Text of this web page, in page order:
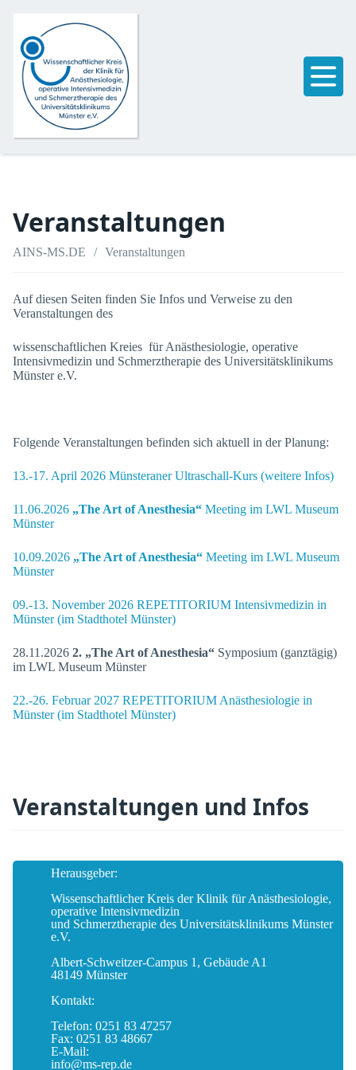
Veranstaltungen
AINS-MS.DE Veranstaltungen
Auf diesen Seiten finden Sie Infos und Verweise zu den
Veranstaltungen des
wissenschaftlichen Kreies für Anästhesiologie, operative
Intensivmedizin und Schmerztherapie des Universitätsklinikums
Münster e.V.
Folgende Veranstaltungen befinden sich aktuell in der Planung:
13.-17. April 2026 Münsteraner Ultraschall-Kurs (weitere Infos)
11.06.2026 „The Art of Anesthesia“ Meeting im LWL Museum
Münster
10.09.2026 „The Art of Anesthesia“ Meeting im LWL Museum
Münster
09.-13. November 2026 REPETITORIUM Intensivmedizin in
Münster (im Stadthotel Münster)
28.11.2026 2. „The Art of Anesthesia“ Symposium (ganztägig)
im LWL Museum Münster
22.-26. Februar 2027 REPETITORIUM Anästhesiologie in
Münster (im Stadthotel Münster)
Veranstaltungen und Infos
Herausgeber:
Wissenschaftlicher Kreis der Klinik für Anästhesiologie,
operative Intensivmedizin
und Schmerztherapie des Universitätsklinikums Münster
e.V.
Albert-Schweitzer-Campus 1, Gebäude A1
48149 Münster
Kontakt:
Telefon: 0251 83 47257
Fax: 0251 83 48667
E-Mail:
info@ms-rep.de